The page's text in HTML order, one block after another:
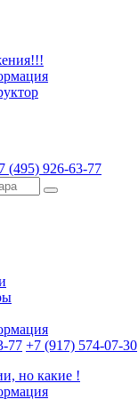
(495) 926-63-77
77 +7 (917) 574-07-30
но какие !